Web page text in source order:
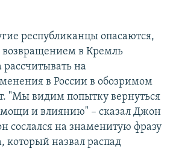
республиканцы опасаются,
возвращением в Кремль
на
в России в обозримом
"Мы видим попытку вернуться
мощи и влиянию" – сказал Джон
сослался на знаменитую фразу
назвал распад